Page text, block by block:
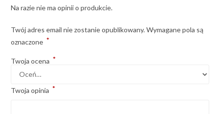
Na razie nie ma opinii o produkcie.
Twój adres email nie zostanie opublikowany. Wymagane pola są
oznaczone *
Twoja ocena *
Twoja opinia *